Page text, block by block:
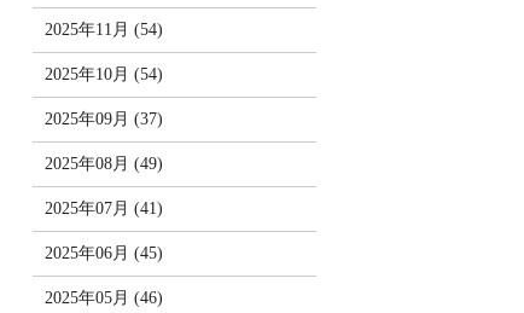
2025年11月 (54)
2025年10月 (54)
2025年09月 (37)
2025年08月 (49)
2025年07月 (41)
2025年06月 (45)
2025年05月 (46)